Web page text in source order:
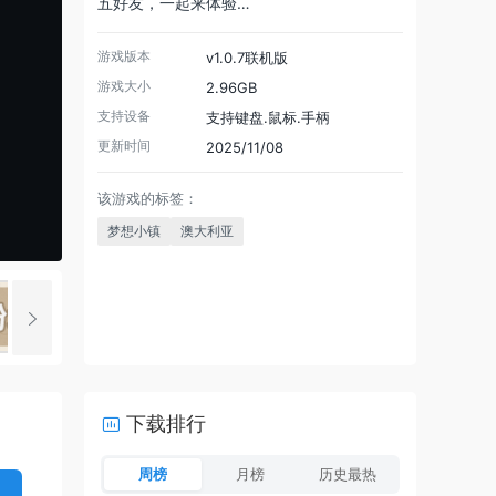
游戏版本 v1.0.7联机版
游戏大小 2.96GB
支持设备 支持键盘.鼠标.手柄
更新时间 2025/11/08
该游戏的标签：
梦想小镇 澳大利亚
下载排行
周榜 月榜 历史最热